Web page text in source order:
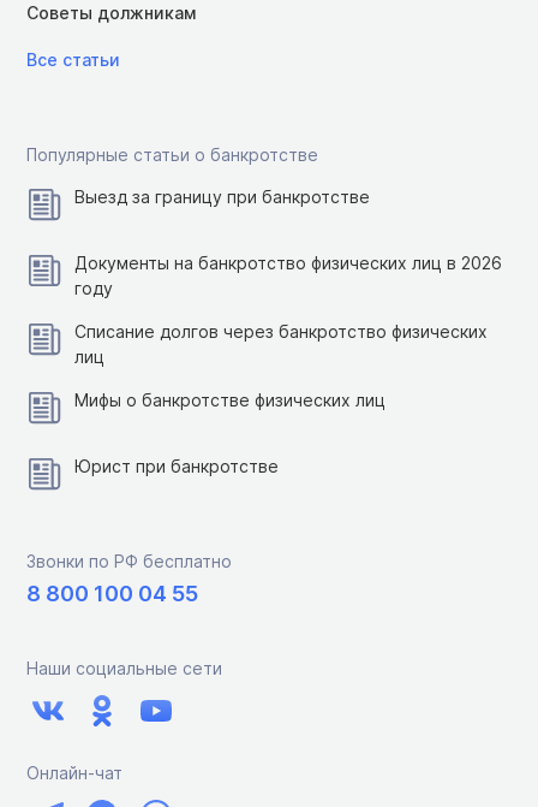
Советы должникам
Все статьи
Популярные статьи о банкротстве
Выезд за границу при банкротстве
Документы на банкротство физических лиц в 2026
году
Списание долгов через банкротство физических
лиц
Мифы о банкротстве физических лиц
Юрист при банкротстве
Звонки по РФ бесплатно
8 800 100 04 55
Наши социальные сети
Онлайн-чат